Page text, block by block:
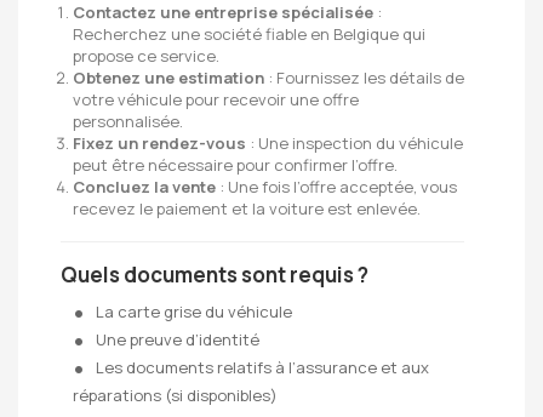
Contactez une entreprise spécialisée :
Recherchez une société fiable en Belgique qui
propose ce service.
Obtenez une estimation : Fournissez les détails de
votre véhicule pour recevoir une offre
personnalisée.
Fixez un rendez-vous : Une inspection du véhicule
peut être nécessaire pour confirmer l’offre.
Concluez la vente : Une fois l’offre acceptée, vous
recevez le paiement et la voiture est enlevée.
Quels documents sont requis ?
La carte grise du véhicule
Une preuve d’identité
Les documents relatifs à l’assurance et aux
réparations (si disponibles)